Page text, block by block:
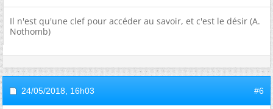
Il n'est qu'une clef pour accéder au savoir, et c'est le désir (A.
Nothomb)
24/05/2018, 16h03 #6